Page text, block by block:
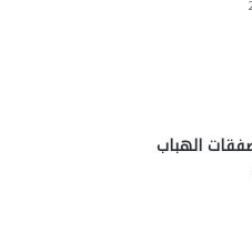
الهباب